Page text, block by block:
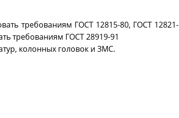
требованиям ГОСТ 12815-80, ГОСТ 12821-
требованиям ГОСТ 28919-91
колонных головок и ЗМС.